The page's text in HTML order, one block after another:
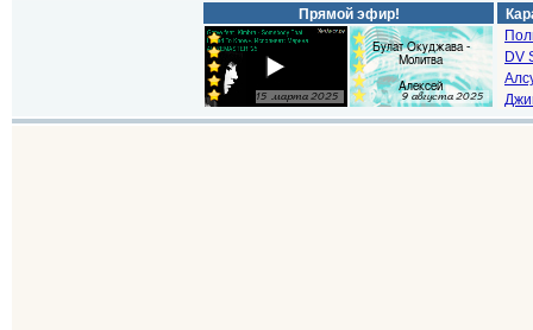
Прямой эфир!
DV